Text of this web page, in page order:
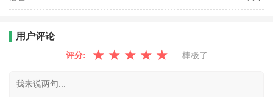
用户评论
评分: ★ ★ ★ ★ ★ 棒极了